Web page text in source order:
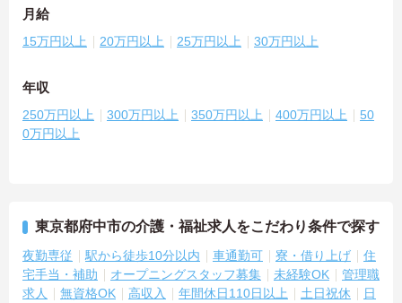
月給
15万円以上 20万円以上 25万円以上 30万円以上
年収
250万円以上 300万円以上 350万円以上 400万円以上
50
0万円以上
東京都府中市の介護・福祉求人をこだわり条件で探す
夜勤専従 駅から徒歩10分以内 車通勤可 寮・借り上げ
住
宅手当・補助
オープニングスタッフ募集 未経験OK
管理職
求人
無資格OK 高収入 年間休日110日以上 土日祝休 日